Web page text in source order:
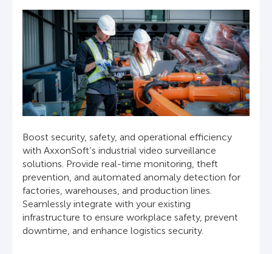
Boost security, safety, and operational efficiency
with AxxonSoft’s industrial video surveillance
solutions. Provide real-time monitoring, theft
prevention, and automated anomaly detection for
factories, warehouses, and production lines.
Seamlessly integrate with your existing
infrastructure to ensure workplace safety, prevent
downtime, and enhance logistics security.